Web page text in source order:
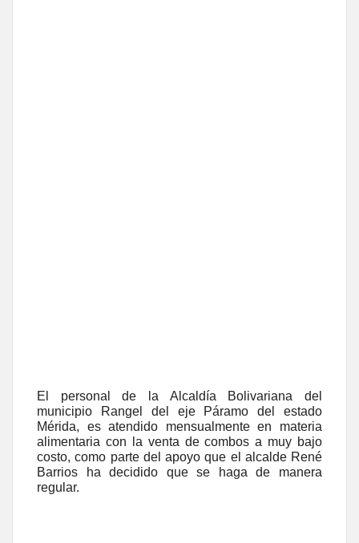
El personal de la Alcaldía Bolivariana del
municipio Rangel del eje Páramo del estado
Mérida, es atendido mensualmente en materia
alimentaria con la venta de combos a muy bajo
costo, como parte del apoyo que el alcalde René
Barrios ha decidido que se haga de manera
regular.